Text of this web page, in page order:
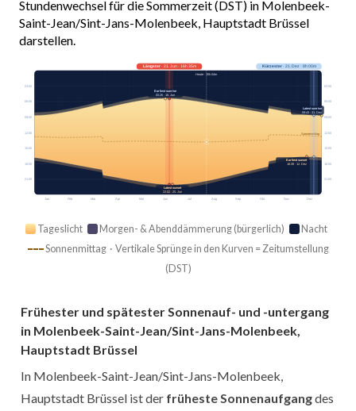
Stundenwechsel für die Sommerzeit (DST) in Molenbeek-
Saint-Jean/Sint-Jans-Molenbeek, Hauptstadt Brüssel
darstellen.
Jan Feb Mär Apr Mai Jun Jul Aug Sep Okt Nov Dez
Sonnenmittag
03:00 03:00
06:00 06:00
09:00 09:00
12:00 12:00
15:00 15:00
18:00 18:00
21:00 21:00
Längster· 21. Jun · 16h 35m Kürzester· 21. Dez · 8h 00m
Heute · 15h 04m
Earliest sunrise
05:26 · 16. Jun
Latest sunrise
08:43 · 31. Dez
Earliest sunset
16:38 · 12. Dez
Latest sunset
22:02 · 25. Jun
Tageslicht Morgen- & Abenddämmerung (bürgerlich)
Nacht
Sonnenmittag · Vertikale Sprünge in den Kurven = Zeitumstellung
(DST)
Frühester und spätester Sonnenauf- und -untergang
in Molenbeek-Saint-Jean/Sint-Jans-Molenbeek,
Hauptstadt Brüssel
In Molenbeek-Saint-Jean/Sint-Jans-Molenbeek,
Hauptstadt Brüssel ist der früheste Sonnenaufgangdes